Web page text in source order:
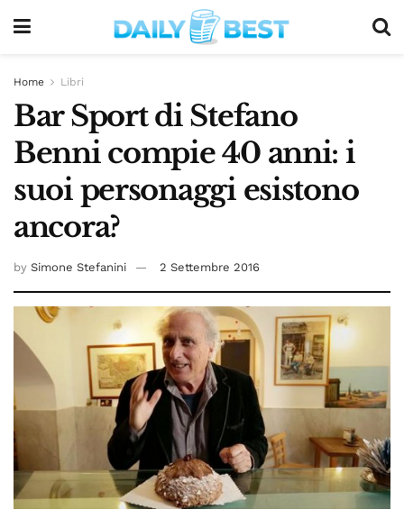
Home Libri
Bar Sport di Stefano
Benni compie 40 anni: i
suoi personaggi esistono
ancora?
by Simone Stefanini 2 Settembre 2016